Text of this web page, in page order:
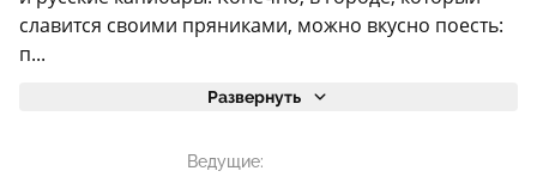
славится своими пряниками, можно вкусно поесть:
п...
Развернуть
Ведущие: